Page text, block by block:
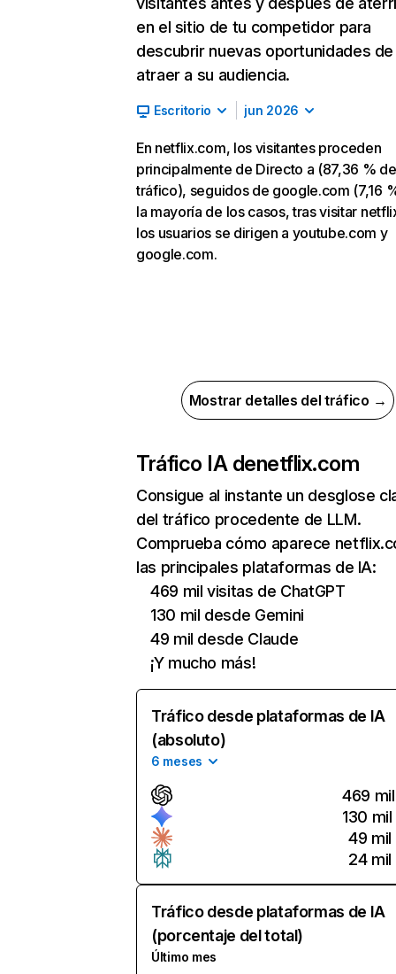
en el sitio de tu competidor para
descubrir nuevas oportunidades de
atraer a su audiencia.
Escritorio jun 2026
En netflix.com, los visitantes proceden
principalmente de Directo a (87,36 % de
tráfico), seguidos de google.com (7,16
la mayoría de los casos, tras visitar
los usuarios se dirigen a youtube.com y
google.com.
Mostrar detalles del tráfico →
Tráfico IA denetflix.com
Consigue al instante un desglose
del tráfico procedente de LLM.
Comprueba cómo aparece
las principales plataformas de IA:
469 mil visitas de ChatGPT
130 mil desde Gemini
49 mil desde Claude
¡Y mucho más!
Tráfico desde plataformas de IA
(absoluto)
6 meses
469 mil
130 mil
49 mil
24 mil
Tráfico desde plataformas de IA
(porcentaje del total)
Último mes